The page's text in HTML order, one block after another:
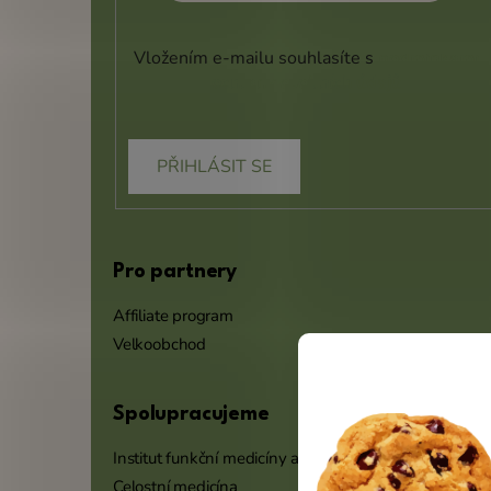
Vložením e-mailu souhlasíte s
PŘIHLÁSIT SE
Pro partnery
Affiliate program
Velkoobchod
Spolupracujeme
Institut funkční medicíny a výživy
Celostní medicína